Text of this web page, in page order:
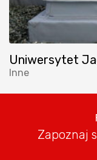
Uniwersytet
Inne
Zapoznaj